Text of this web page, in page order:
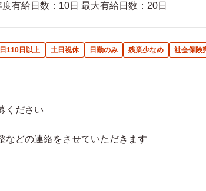
有給日数：10日 最大有給日数：20日
110日以上 土日祝休 日勤のみ 残業少なめ
社会保険
ください
などの連絡をさせていただきます